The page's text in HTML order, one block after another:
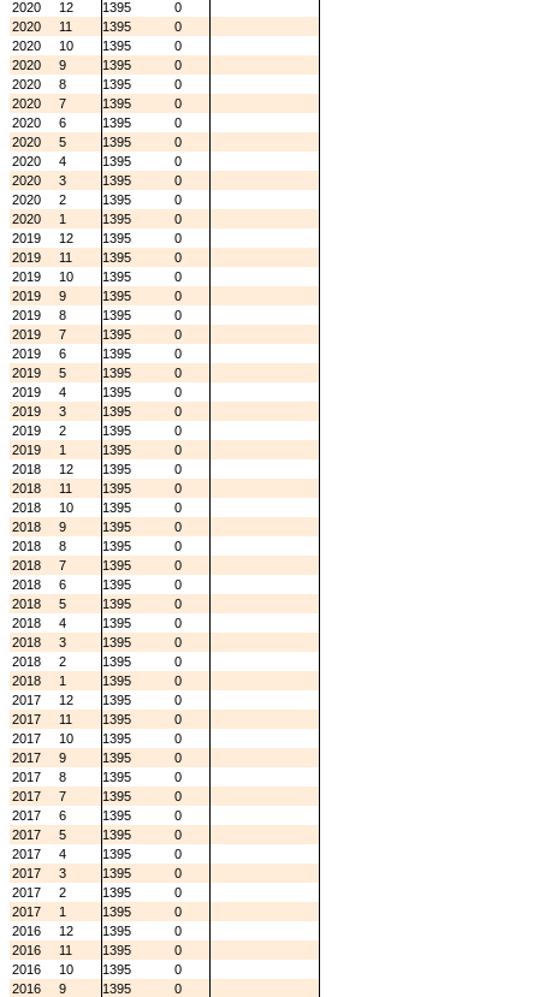
2020
12 1395
0
2020
11 1395
0
2020
10 1395
0
2020
9 1395
0
2020
8 1395
0
2020
7 1395
0
2020
6 1395
0
2020
5 1395
0
2020
4 1395
0
2020
3 1395
0
2020
2 1395
0
2020
1 1395
0
2019
12 1395
0
2019
11 1395
0
2019
10 1395
0
2019
9 1395
0
2019
8 1395
0
2019
7 1395
0
2019
6 1395
0
2019
5 1395
0
2019
4 1395
0
2019
3 1395
0
2019
2 1395
0
2019
1 1395
0
2018
12 1395
0
2018
11 1395
0
2018
10 1395
0
2018
9 1395
0
2018
8 1395
0
2018
7 1395
0
2018
6 1395
0
2018
5 1395
0
2018
4 1395
0
2018
3 1395
0
2018
2 1395
0
2018
1 1395
0
2017
12 1395
0
2017
11 1395
0
2017
10 1395
0
2017
9 1395
0
2017
8 1395
0
2017
7 1395
0
2017
6 1395
0
2017
5 1395
0
2017
4 1395
0
2017
3 1395
0
2017
2 1395
0
2017
1 1395
0
2016
12 1395
0
2016
11 1395
0
2016
10 1395
0
2016
9 1395
0